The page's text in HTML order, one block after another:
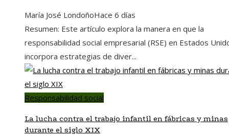
María José LondoñoHace 6 días
Resumen: Este artículo explora la manera en que la
responsabilidad social empresarial (RSE) en Estados
incorpora estrategias de diver...
Responsabilidad social
La lucha contra el trabajo infantil en fábricas y minas
durante el siglo XIX